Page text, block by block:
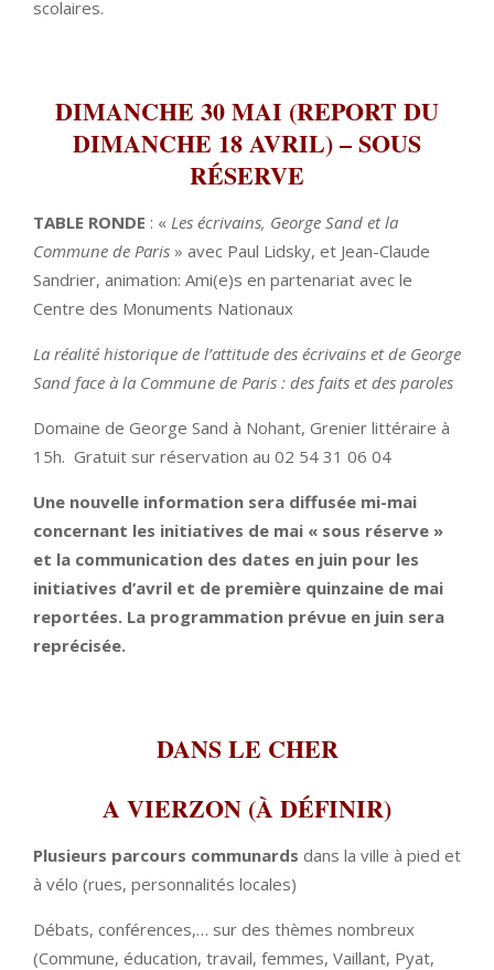
scolaires.
DIMANCHE 30 MAI (REPORT DU
DIMANCHE 18 AVRIL) –SOUS
RÉSERVE
TABLE RONDE : « Les écrivains, George Sand et la
Commune de Paris » avec Paul Lidsky, et Jean-Claude
Sandrier, animation: Ami(e)s en partenariat avec le
Centre des Monuments Nationaux
La réalité historique de l’attitude des écrivains et de George
Sand face à la Commune de Paris : des faits et des paroles
Domaine de George Sand à Nohant, Grenier littéraire à
15h. Gratuit sur réservation au 02 54 31 06 04
Une nouvelle information sera diffusée mi-mai
concernant les initiatives de mai « sous réserve »
et la communication des dates en juin pour les
initiatives d’avril et de première quinzaine de mai
reportées. La programmation prévue en juin sera
reprécisée.
DANS LE CHER
A VIERZON (À DÉFINIR)
Plusieurs parcours communards dans la ville à pied et
à vélo (rues, personnalités locales)
Débats, conférences,… sur des thèmes nombreux
(Commune, éducation, travail, femmes, Vaillant, Pyat,